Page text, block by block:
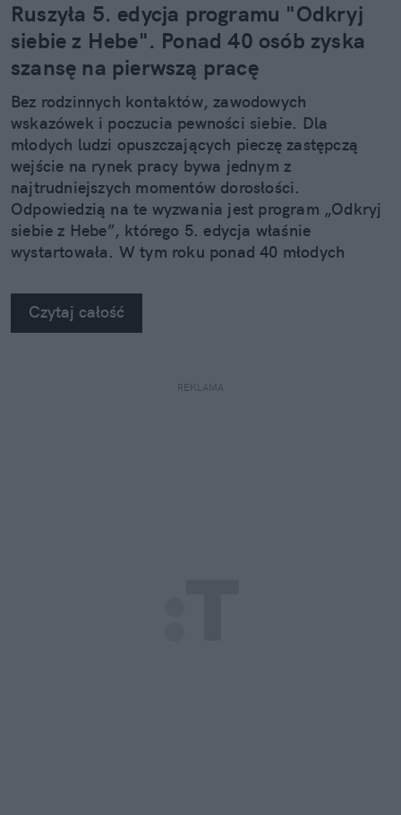
Ruszyła 5. edycja programu "Odkryj
siebie z Hebe". Ponad 40 osób zyska
szansę na pierwszą pracę
Bez rodzinnych kontaktów, zawodowych
wskazówek i poczucia pewności siebie. Dla
młodych ludzi opuszczających pieczę zastępczą
wejście na rynek pracy bywa jednym z
najtrudniejszych momentów dorosłości.
Odpowiedzią na te wyzwania jest program „Odkryj
siebie z Hebe”, którego 5. edycja właśnie
wystartowała. W tym roku ponad 40 młodych
przygodę podczas płatnych staży w sklepach Hebe.
Czytaj całość
REKLAMA